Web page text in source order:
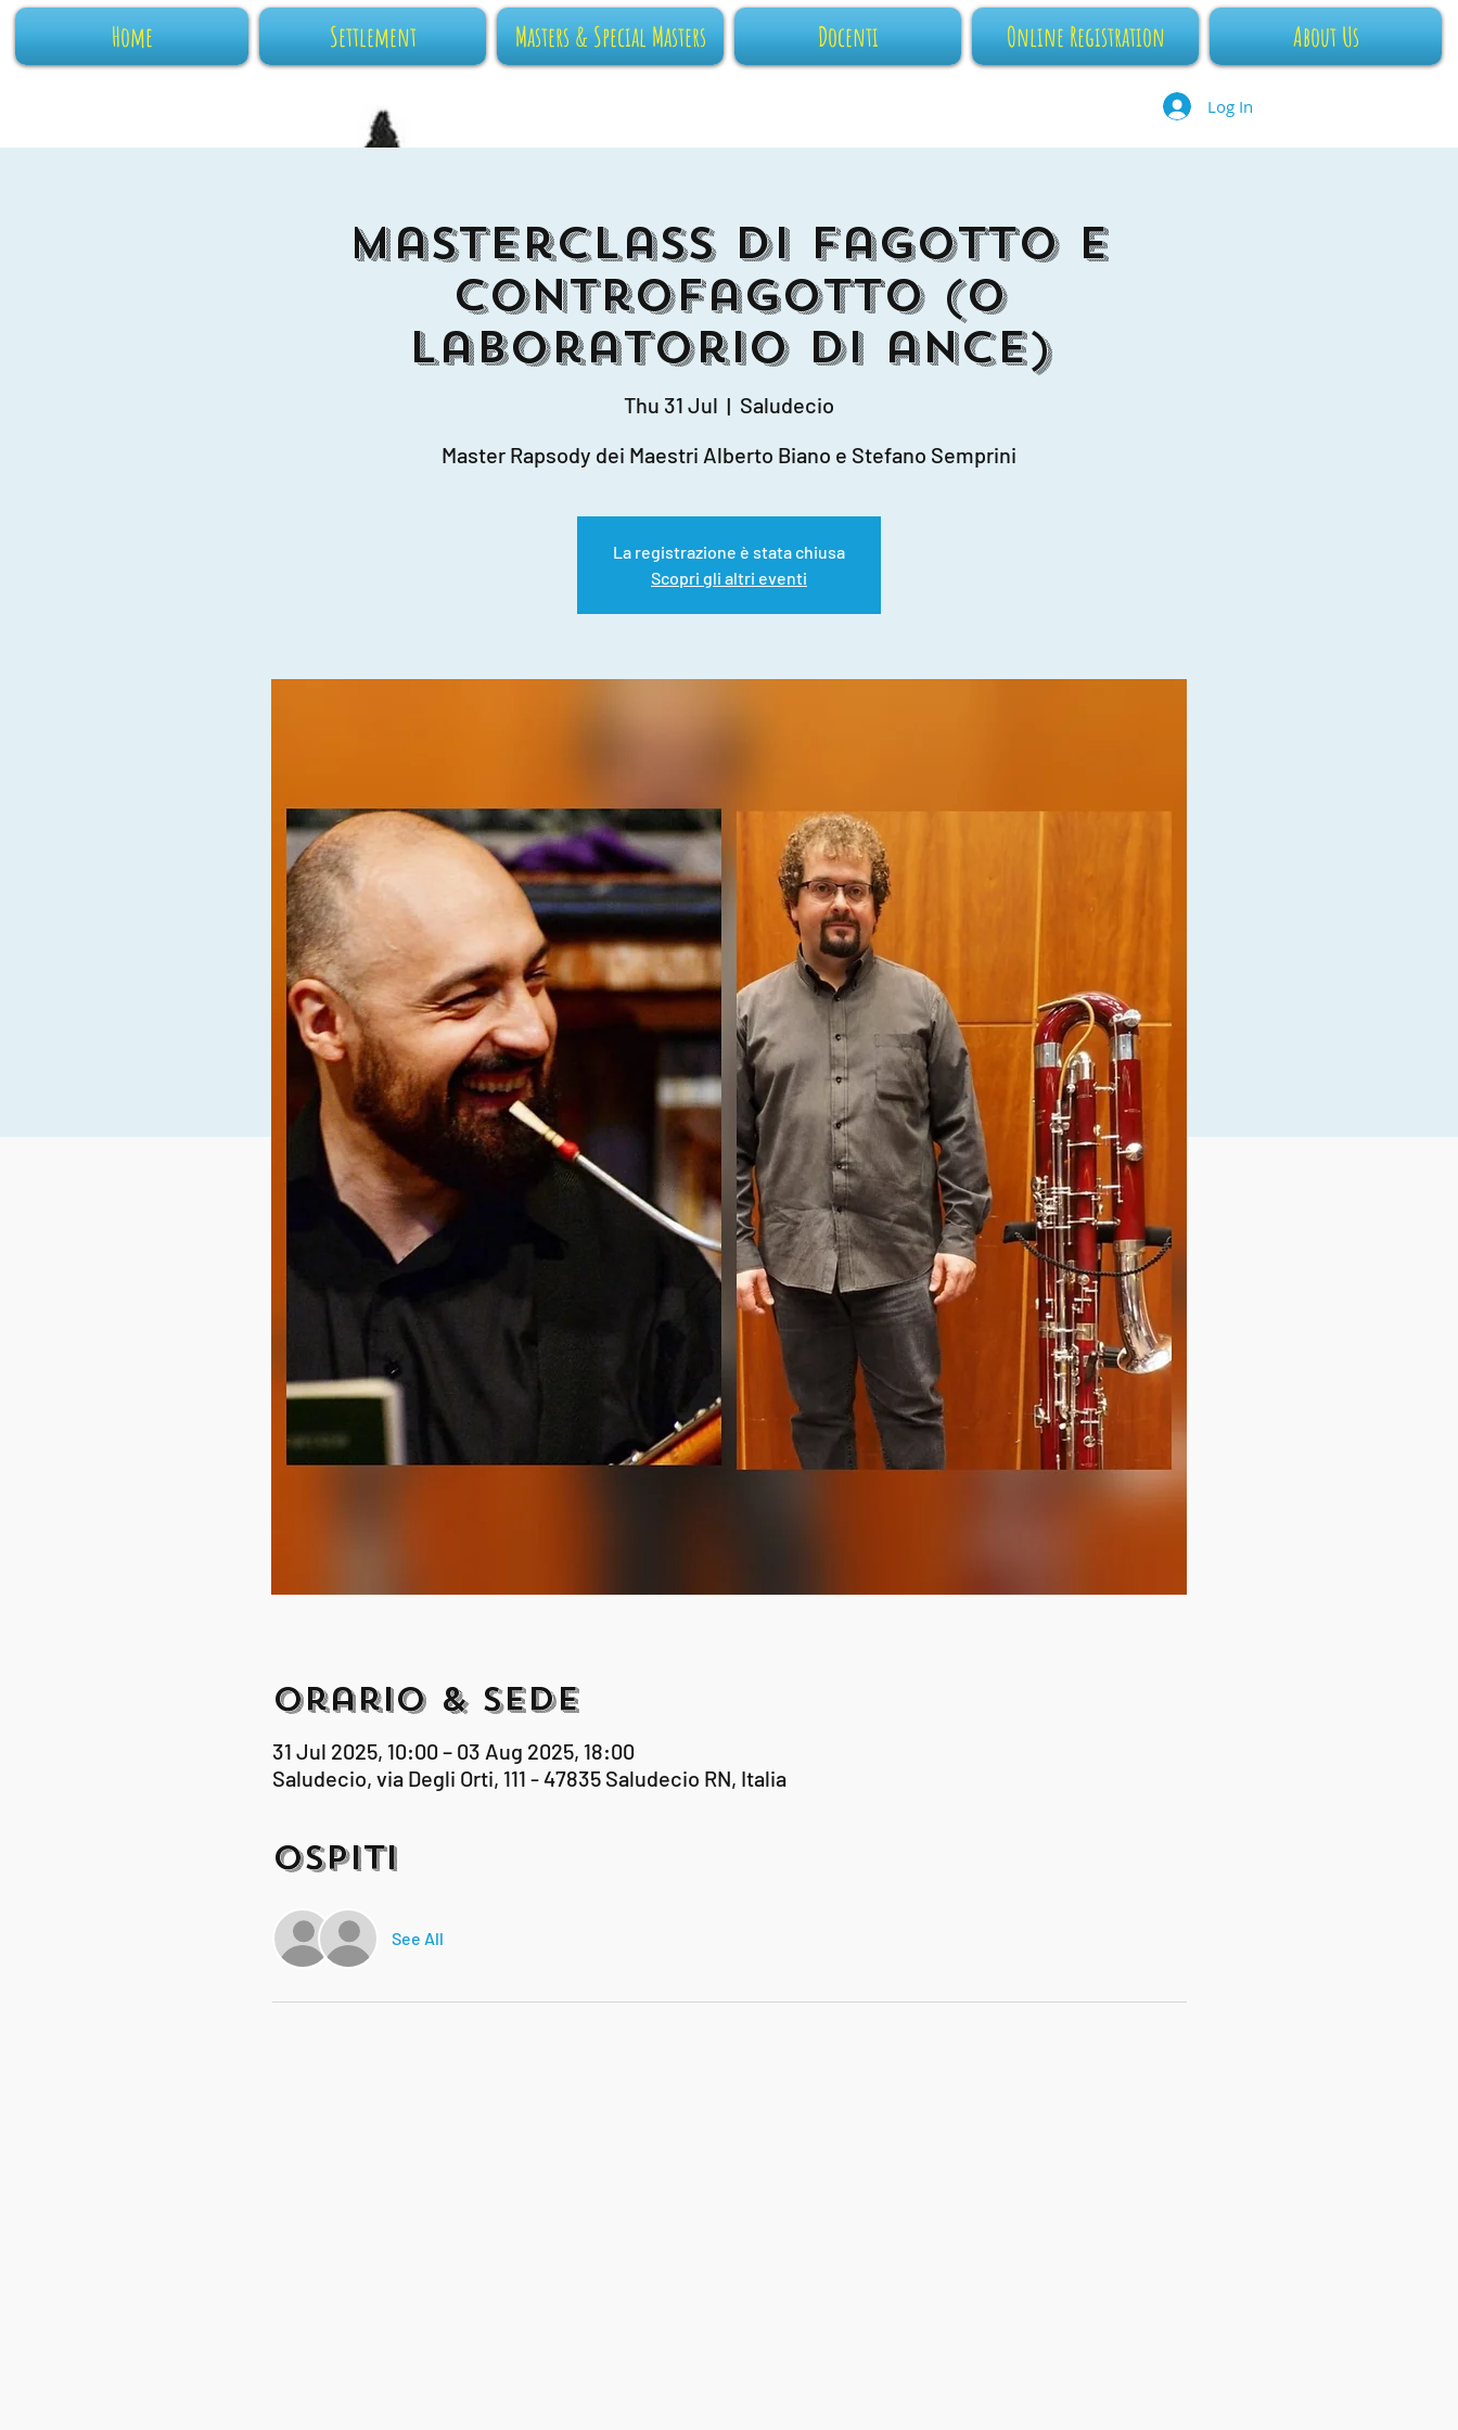
Home Settlement Masters & Special Masters Docenti Online Registration About Us
Log In
Masterclass di Fagotto e
Controfagotto (o
Laboratorio di ance)
Thu 31 Jul
  |
Saludecio
Master Rapsody dei Maestri Alberto Biano e Stefano Semprini
La registrazione è stata chiusa
Scopri gli altri eventi
Orario & Sede
31 Jul 2025, 10:00 – 03 Aug 2025, 18:00
Saludecio, via Degli Orti, 111 - 47835 Saludecio RN, Italia
Ospiti
See All